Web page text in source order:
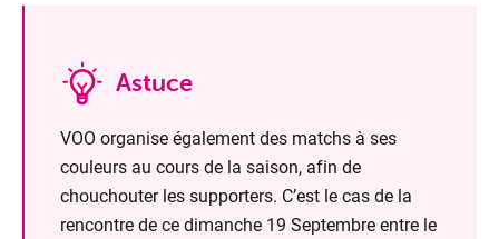
Astuce
VOO organise également des matchs à ses
couleurs au cours de la saison, afin de
chouchouter les supporters. C’est le cas de la
rencontre de ce dimanche 19 Septembre entre le